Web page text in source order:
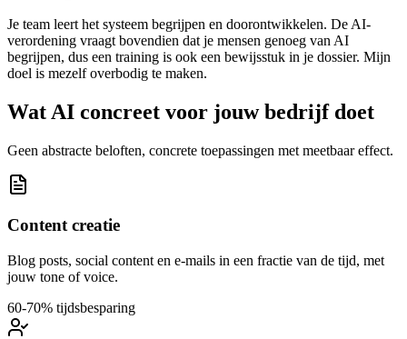
Je team leert het systeem begrijpen en doorontwikkelen. De AI-
verordening vraagt bovendien dat je mensen genoeg van AI
begrijpen, dus een training is ook een bewijsstuk in je dossier. Mijn
doel is mezelf overbodig te maken.
Wat AI concreet voor jouw bedrijf doet
Geen abstracte beloften, concrete toepassingen met meetbaar effect.
Content creatie
Blog posts, social content en e-mails in een fractie van de tijd, met
jouw tone of voice.
60-70% tijdsbesparing